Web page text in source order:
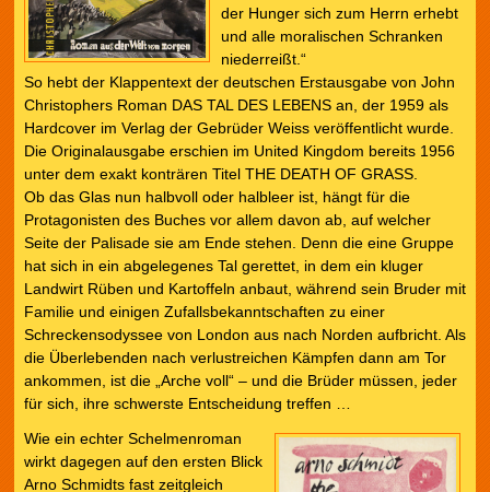
der Hunger sich zum Herrn erhebt
und alle moralischen Schranken
niederreißt.“
So hebt der Klappentext der deutschen Erstausgabe von John
Christophers Roman DAS TAL DES LEBENS an, der 1959 als
Hardcover im Verlag der Gebrüder Weiss veröffentlicht wurde.
Die Originalausgabe erschien im United Kingdom bereits 1956
unter dem exakt konträren Titel THE DEATH OF GRASS.
Ob das Glas nun halbvoll oder halbleer ist, hängt für die
Protagonisten des Buches vor allem davon ab, auf welcher
Seite der Palisade sie am Ende stehen. Denn die eine Gruppe
hat sich in ein abgelegenes Tal gerettet, in dem ein kluger
Landwirt Rüben und Kartoffeln anbaut, während sein Bruder mit
Familie und einigen Zufallsbekanntschaften zu einer
Schreckensodyssee von London aus nach Norden aufbricht. Als
die Überlebenden nach verlustreichen Kämpfen dann am Tor
ankommen, ist die „Arche voll“ – und die Brüder müssen, jeder
für sich, ihre schwerste Entscheidung treffen …
Wie ein echter Schelmenroman
wirkt dagegen auf den ersten Blick
Arno Schmidts fast zeitgleich